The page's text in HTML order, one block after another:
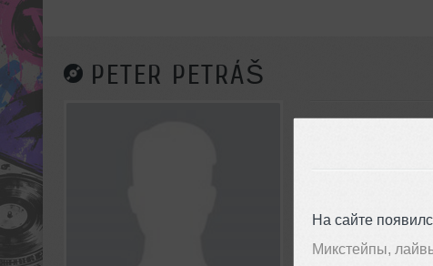
На сайте
Микстейпы,
PETER PETRÁŠ